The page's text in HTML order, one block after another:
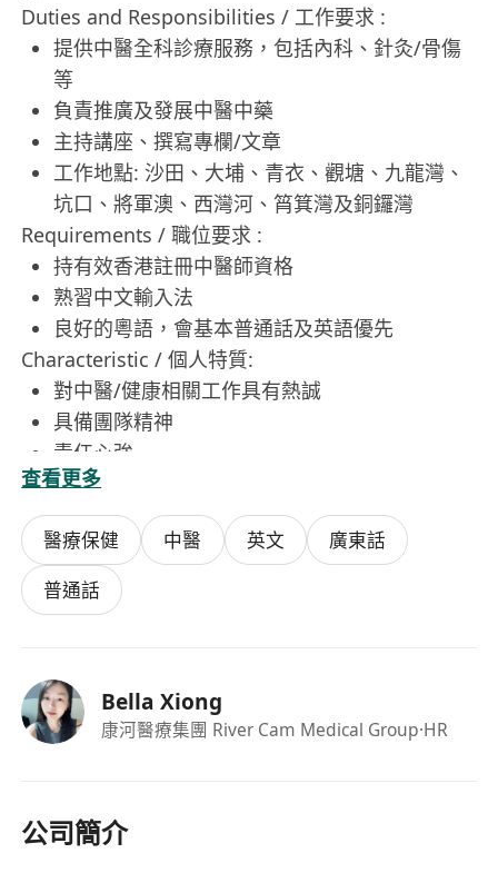
Duties and Responsibilities / 工作要求 :
提供中醫全科診療服務，包括內科、針灸/骨傷
等
負責推廣及發展中醫中藥
主持講座、撰寫專欄/文章
工作地點: 沙田、大埔、青衣、觀塘、九龍灣、
坑口、將軍澳、西灣河、筲箕灣及銅鑼灣
Requirements / 職位要求 :
持有效香港註冊中醫師資格
熟習中文輸入法
良好的粵語，會基本普通話及英語優先
Characteristic / 個人特質:
對中醫/健康相關工作具有熱誠
具備團隊精神
責任心強
細心和耐心
積極主動學習
良好的溝通能力
What We Offer / 工作待遇 :
豐厚底薪另加佣金、香港法定公眾假期休息、每
婚假、產假、侍產假、恩恤假等
牙科保健、醫療福利包括身體檢查等
如有興趣加入康河大家庭，請連同詳細履歷（包括
查看更多
醫療保健 中醫 英文
廣東話
普通話
Bella Xiong
康河醫療集團 River Cam Medical Group·HR
公司簡介